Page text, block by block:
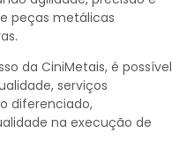
peças metálicas
da CiniMetais, é possível
serviços
diferenciado,
na execução de